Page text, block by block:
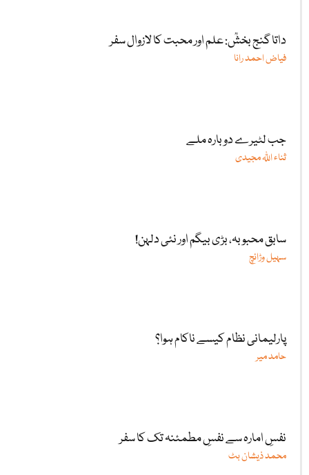
داتا گنج بخشؒ: علم اور محبت کا لازوال سفر
فیاض احمد رانا
جب لٹیرے دوبارہ ملے
ثناء اللّٰہ مجیدی
سابق محبوبہ، بڑی بیگم اور نئی دلہن!
سہیل وڑائچ
پارلیمانی نظام کیسے ناکام ہوا؟
حامد میر
نفسِ امارہ سے نفسِ مطمئنہ تک کا سفر
محمد ذیشان بٹ